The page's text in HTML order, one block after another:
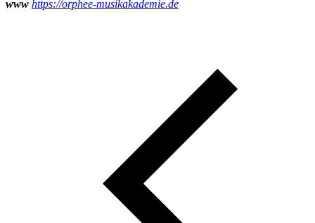
www https://orphee-musikakademie.de